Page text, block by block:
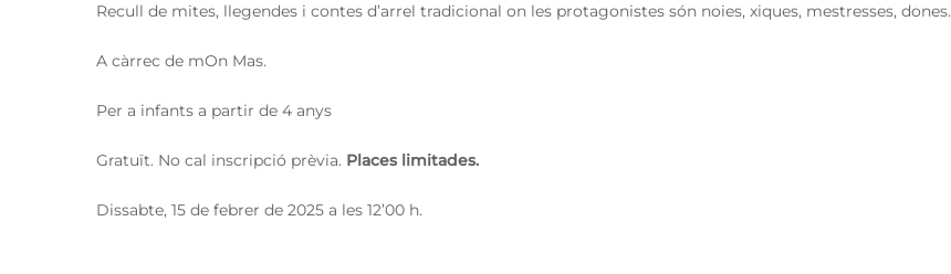
Recull de mites, llegendes i contes d’arrel tradicional on les protagonistes són noies, xiques, mestresses, dones.
A càrrec de mOn Mas.
Per a infants a partir de 4 anys
Gratuït. No cal inscripció prèvia. Places limitades.
Dissabte, 15 de febrer de 2025 a les 12’00 h.